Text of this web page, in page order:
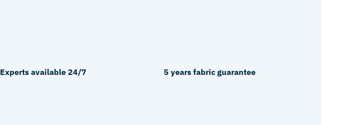
Experts available 24/7 5 years fabric guarantee